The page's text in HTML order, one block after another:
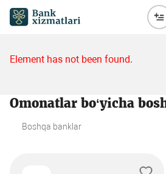
Element has not been found.
Omonatlar bo‘yicha
Boshqa banklar